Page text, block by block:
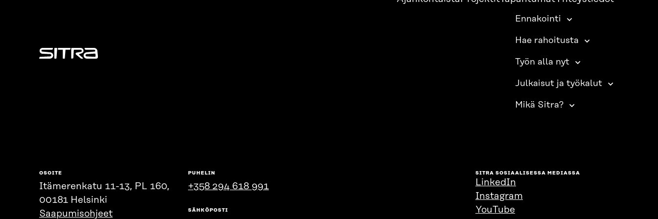
Sitra
Ennakointi
Hae rahoitusta
Työn alla nyt
Julkaisut ja työkalut
Mikä Sitra?
OSOITE
Itämerenkatu 11-13, PL 160,
00181 Helsinki
Saapumisohjeet
PUHELIN
+358 294 618 991
SÄHKÖPOSTI
SITRA SOSIAALISESSA MEDIASSA
LinkedIn
Instagram
YouTube